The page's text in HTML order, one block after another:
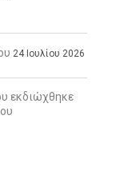
24 Ιουλίου 2026
εκδιώχθηκε